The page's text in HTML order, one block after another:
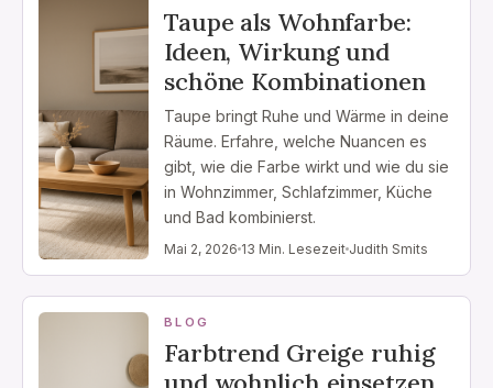
Taupe als Wohnfarbe:
Ideen, Wirkung und
schöne Kombinationen
Taupe bringt Ruhe und Wärme in deine
Räume. Erfahre, welche Nuancen es
gibt, wie die Farbe wirkt und wie du sie
in Wohnzimmer, Schlafzimmer, Küche
und Bad kombinierst.
Mai 2, 2026 13 Min. Lesezeit Judith Smits
BLOG
Farbtrend Greige ruhig